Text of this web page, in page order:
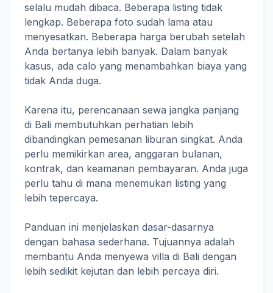
selalu mudah dibaca. Beberapa listing tidak
lengkap. Beberapa foto sudah lama atau
menyesatkan. Beberapa harga berubah setelah
Anda bertanya lebih banyak. Dalam banyak
kasus, ada calo yang menambahkan biaya yang
tidak Anda duga.
Karena itu, perencanaan sewa jangka panjang
di Bali membutuhkan perhatian lebih
dibandingkan pemesanan liburan singkat. Anda
perlu memikirkan area, anggaran bulanan,
kontrak, dan keamanan pembayaran. Anda juga
perlu tahu di mana menemukan listing yang
lebih tepercaya.
Panduan ini menjelaskan dasar-dasarnya
dengan bahasa sederhana. Tujuannya adalah
membantu Anda menyewa villa di Bali dengan
lebih sedikit kejutan dan lebih percaya diri.